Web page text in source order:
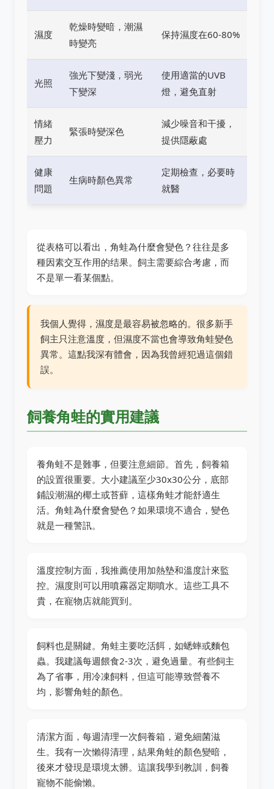
濕度
乾燥時變暗，潮濕
時變亮
保持濕度在60-80%
光照
強光下變淺，弱光
下變深
使用適當的UVB
燈，避免直射
情緒
壓力
緊張時變深色
減少噪音和干擾，
提供隱蔽處
健康
問題
生病時顏色異常
定期檢查，必要時
就醫
從表格可以看出，角蛙為什麼會變色？往往是多
種因素交互作用的结果。飼主需要綜合考慮，而
不是單一看某個點。
我個人覺得，濕度是最容易被忽略的。很多新手
飼主只注意溫度，但濕度不當也會導致角蛙變色
異常。這點我深有體會，因為我曾經犯過這個錯
誤。
飼養角蛙的實用建議
養角蛙不是難事，但要注意細節。首先，飼養箱
的設置很重要。大小建議至少30x30公分，底部
鋪設潮濕的椰土或苔蘚，這樣角蛙才能舒適生
活。角蛙為什麼會變色？如果環境不適合，變色
就是一種警訊。
溫度控制方面，我推薦使用加熱墊和溫度計來監
控。濕度則可以用噴霧器定期噴水。這些工具不
貴，在寵物店就能買到。
飼料也是關鍵。角蛙主要吃活餌，如蟋蟀或麵包
蟲。我建議每週餵食2-3次，避免過量。有些飼主
為了省事，用冷凍飼料，但這可能導致營養不
均，影響角蛙的顏色。
清潔方面，每週清理一次飼養箱，避免細菌滋
生。我有一次懶得清理，結果角蛙的顏色變暗，
後來才發現是環境太髒。這讓我學到教訓，飼養
寵物不能偷懶。